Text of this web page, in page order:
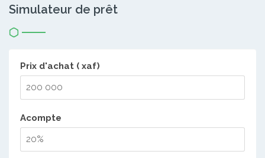
Simulateur de prêt
Prix d'achat ( xaf)
Acompte